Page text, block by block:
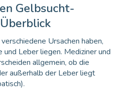
Gelbsucht-
Ursachen haben,
und Leber liegen. Mediziner und
allgemein, ob die
außerhalb der Leber liegt